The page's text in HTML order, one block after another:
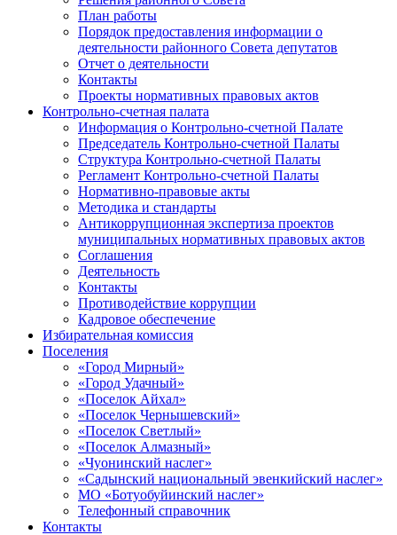
План работы
Порядок предоставления информации о
деятельности районного Совета депутатов
Отчет о деятельности
Контакты
Проекты нормативных правовых актов
Контрольно-счетная палата
Информация о Контрольно-счетной Палате
Председатель Контрольно-счетной Палаты
Структура Контрольно-счетной Палаты
Регламент Контрольно-счетной Палаты
Нормативно-правовые акты
Методика и стандарты
Антикоррупционная экспертиза проектов
муниципальных нормативных правовых актов
Соглашения
Деятельность
Контакты
Противодействие коррупции
Кадровое обеспечение
Избирательная комиссия
Поселения
«Город Мирный»
«Город Удачный»
«Поселок Айхал»
«Поселок Чернышевский»
«Поселок Светлый»
«Поселок Алмазный»
«Чуонинский наслег»
«Садынский национальный эвенкийский наслег»
МО «Ботуобуйинский наслег»
Телефонный справочник
Контакты